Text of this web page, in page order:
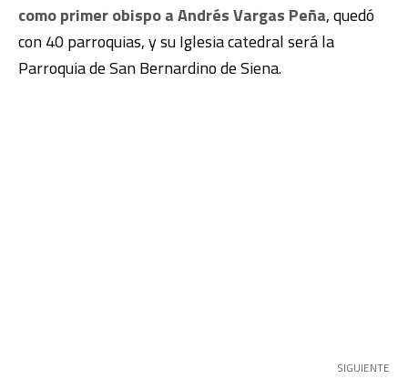
como primer obispo a Andrés Vargas Peña, quedó
con 40 parroquias, y su Iglesia catedral será la
Parroquia de San Bernardino de Siena.
SIGUIENTE